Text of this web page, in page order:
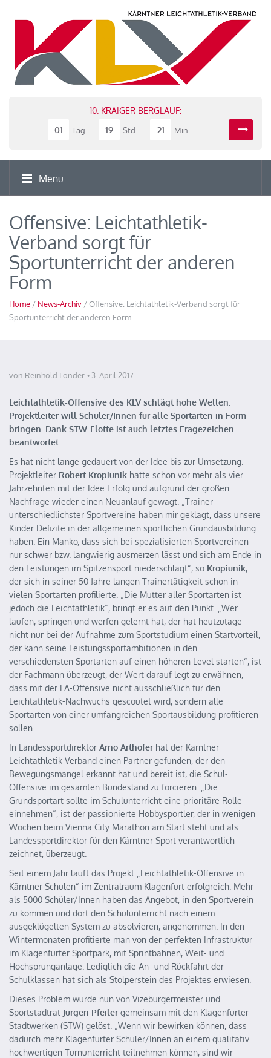
10. KRAIGER BERGLAUF:
01
Tag 19 Std. 21 Min
Menu
Offensive: Leichtathletik-
Verband sorgt für
Sportunterricht der anderen
Form
Home / News-Archiv / Offensive: Leichtathletik-Verband sorgt für
Sportunterricht der anderen Form
von Reinhold Londer 3. April 2017
Leichtathletik-Offensive des KLV schlägt hohe Wellen.
Projektleiter will Schüler/Innen für alle Sportarten in Form
bringen. Dank STW-Flotte ist auch letztes Fragezeichen
beantwortet.
Es hat nicht lange gedauert von der Idee bis zur Umsetzung.
Projektleiter Robert Kropiunik hatte schon vor mehr als vier
Jahrzehnten mit der Idee Erfolg und aufgrund der großen
Nachfrage wieder einen Neuanlauf gewagt. „Trainer
unterschiedlichster Sportvereine haben mir geklagt, dass unsere
Kinder Defizite in der allgemeinen sportlichen Grundausbildung
haben. Ein Manko, dass sich bei spezialisierten Sportvereinen
nur schwer bzw. langwierig ausmerzen lässt und sich am Ende in
den Leistungen im Spitzensport niederschlägt“, so Kropiunik,
der sich in seiner 50 Jahre langen Trainertätigkeit schon in
vielen Sportarten profilierte. „Die Mutter aller Sportarten ist
jedoch die Leichtathletik“, bringt er es auf den Punkt. „Wer
laufen, springen und werfen gelernt hat, der hat heutzutage
nicht nur bei der Aufnahme zum Sportstudium einen Startvorteil,
der kann seine Leistungssportambitionen in den
verschiedensten Sportarten auf einen höheren Level starten“, ist
der Fachmann überzeugt, der Wert darauf legt zu erwähnen,
dass mit der LA-Offensive nicht ausschließlich für den
Leichtathletik-Nachwuchs gescoutet wird, sondern alle
Sportarten von einer umfangreichen Sportausbildung profitieren
sollen.
In Landessportdirektor Arno Arthoferhat der Kärntner
Leichtathletik Verband einen Partner gefunden, der den
Bewegungsmangel erkannt hat und bereit ist, die Schul-
Offensive im gesamten Bundesland zu forcieren. „Die
Grundsportart sollte im Schulunterricht eine prioritäre Rolle
einnehmen“, ist der passionierte Hobbysportler, der in wenigen
Wochen beim Vienna City Marathon am Start steht und als
Landessportdirektor für den Kärntner Sport verantwortlich
zeichnet, überzeugt.
Seit einem Jahr läuft das Projekt „Leichtathletik-Offensive in
Kärntner Schulen“ im Zentralraum Klagenfurt erfolgreich. Mehr
als 5000 Schüler/Innen haben das Angebot, in den Sportverein
zu kommen und dort den Schulunterricht nach einem
ausgeklügelten System zu absolvieren, angenommen. In den
Wintermonaten profitierte man von der perfekten Infrastruktur
im Klagenfurter Sportpark, mit Sprintbahnen, Weit- und
Hochsprunganlage. Lediglich die An- und Rückfahrt der
Schulklassen hat sich als Stolperstein des Projektes erwiesen.
Dieses Problem wurde nun von Vizebürgermeister und
Sportstadtrat Jürgen Pfeilergemeinsam mit den Klagenfurter
Stadtwerken (STW) gelöst. „Wenn wir bewirken können, dass
dadurch mehr Klagenfurter Schüler/Innen an einem qualitativ
hochwertigen Turnunterricht teilnehmen können, sind wir